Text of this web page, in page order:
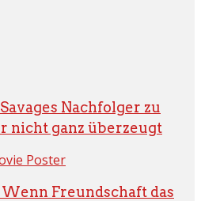
Nachfolger zu
nicht ganz überzeugt
Wenn Freundschaft das